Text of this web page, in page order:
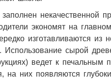
некачественной
экономят на
изготавливаются из
Использование сырой
ведет к печальным
на них появляются